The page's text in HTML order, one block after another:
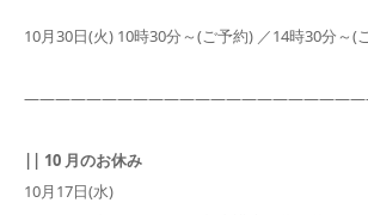
10月30日(火) 10時30分～(ご予約) ／14時30分～(
|| 10 月のお休み
10月17日(水)